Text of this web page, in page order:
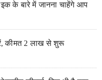
के बारे में जानना चाहेंगे आप
कीमत 2 लाख से शुरू